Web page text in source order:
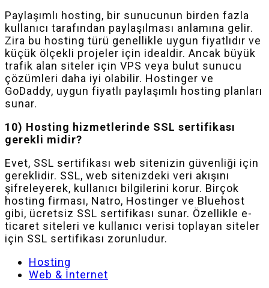
Paylaşımlı hosting, bir sunucunun birden fazla
kullanıcı tarafından paylaşılması anlamına gelir.
Zira bu hosting türü genellikle uygun fiyatlıdır ve
küçük ölçekli projeler için idealdir. Ancak büyük
trafik alan siteler için VPS veya bulut sunucu
çözümleri daha iyi olabilir. Hostinger ve
GoDaddy, uygun fiyatlı paylaşımlı hosting planları
sunar.
10) Hosting hizmetlerinde SSL sertifikası
gerekli midir?
Evet, SSL sertifikası web sitenizin güvenliği için
gereklidir. SSL, web sitenizdeki veri akışını
şifreleyerek, kullanıcı bilgilerini korur. Birçok
hosting firması, Natro, Hostinger ve Bluehost
gibi, ücretsiz SSL sertifikası sunar. Özellikle e-
ticaret siteleri ve kullanıcı verisi toplayan siteler
için SSL sertifikası zorunludur.
Hosting
Web & İnternet